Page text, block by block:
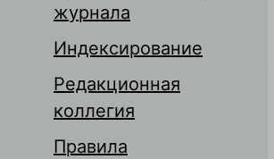
журнала
Индексирование
Редакционная
коллегия
Правила